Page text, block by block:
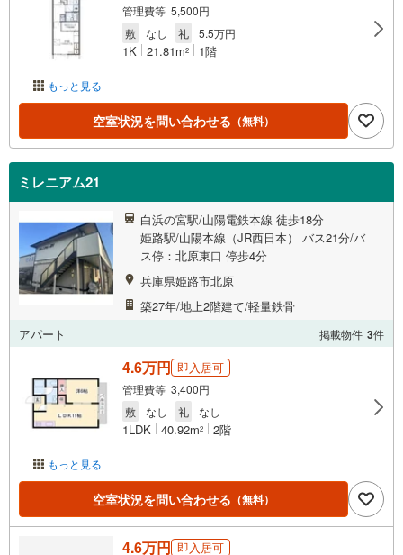
もっと見る
管理費等 5,500円
敷
なし 礼 5.5万円
1K 21.81m2 1階
空室状況を問い合わせる （無料）
ミレニアム21
白浜の宮駅/山陽電鉄本線 徒歩18分
姫路駅/山陽本線（JR西日本） バス21分/バ
ス停：北原東口 停歩4分
兵庫県姫路市北原
築27年/地上2階建て/軽量鉄骨
アパート
掲載物件 3件
もっと見る
4.6万円 即入居可
管理費等 3,400円
敷
なし 礼 なし
1LDK 40.92m2 2階
空室状況を問い合わせる （無料）
4.6万円 即入居可